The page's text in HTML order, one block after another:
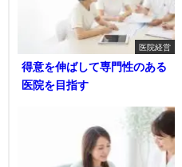
医院経営
得意を伸ばして専門性のある
医院を目指す